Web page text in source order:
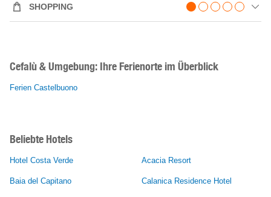
SHOPPING
Cefalù & Umgebung: Ihre Ferienorte im Überblick
Ferien Castelbuono
Beliebte Hotels
Hotel Costa Verde Acacia Resort
Baia del Capitano Calanica Residence Hotel